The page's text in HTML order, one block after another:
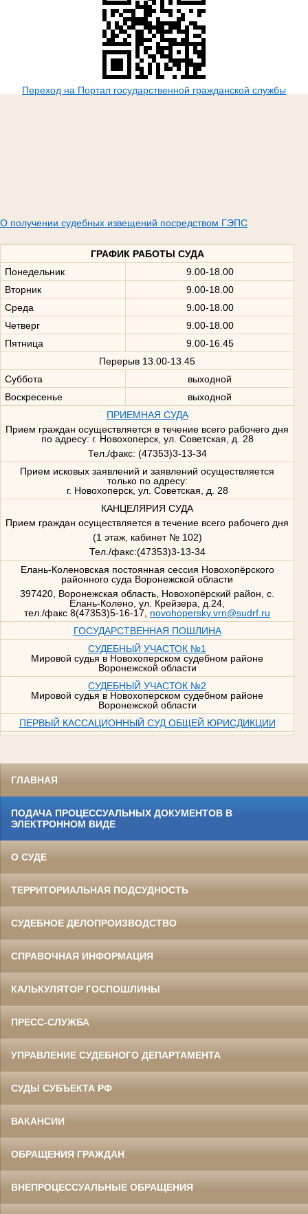
Переход на Портал государственной гражданской службы
О получении судебных извещений посредством ГЭПС
ГРАФИК РАБОТЫ СУДА
Понедельник
9.00-18.00
Вторник
9.00-18.00
Среда
9.00-18.00
Четверг
9.00-18.00
Пятница
9.00-16.45
Перерыв 13.00-13.45
Суббота
выходной
Воскресенье
выходной
ПРИЕМНАЯ СУДА
Прием граждан осуществляется в течение всего рабочего дня
по адресу: г. Новохоперск, ул. Советская, д. 28
Тел./факс: (47353)3-13-34
Прием исковых заявлений и заявлений осуществляется
только по адресу:
г. Новохоперск, ул. Советская, д. 28
КАНЦЕЛЯРИЯ СУДА
Прием граждан осуществляется в течение всего рабочего дня
(1 этаж, кабинет № 102)
Тел./факс:(47353)3-13-34
Елань-Коленовская постоянная сессия Новохопёрского
районного суда Воронежской области
397420, Воронежская область, Новохопёрский район, с.
Елань-Колено, ул. Крейзера, д.24,
тел./факс 8(47353)5-16-17, novohopersky.vrn@sudrf.ru
ГОСУДАРСТВЕННАЯ ПОШЛИНА
СУДЕБНЫЙ УЧАСТОК №1
Мировой судья в Новохоперском судебном районе
Воронежской области
СУДЕБНЫЙ УЧАСТОК №2
Мировой судья в Новохоперском судебном районе
Воронежской области
ПЕРВЫЙ КАССАЦИОННЫЙ СУД ОБЩЕЙ ЮРИСДИКЦИИ
ГЛАВНАЯ
ПОДАЧА ПРОЦЕССУАЛЬНЫХ ДОКУМЕНТОВ В
ЭЛЕКТРОННОМ ВИДЕ
О СУДЕ
ТЕРРИТОРИАЛЬНАЯ ПОДСУДНОСТЬ
СУДЕБНОЕ ДЕЛОПРОИЗВОДСТВО
СПРАВОЧНАЯ ИНФОРМАЦИЯ
КАЛЬКУЛЯТОР ГОСПОШЛИНЫ
ПРЕСС-СЛУЖБА
УПРАВЛЕНИЕ СУДЕБНОГО ДЕПАРТАМЕНТА
СУДЫ СУБЪЕКТА РФ
ВАКАНСИИ
ОБРАЩЕНИЯ ГРАЖДАН
ВНЕПРОЦЕССУАЛЬНЫЕ ОБРАЩЕНИЯ